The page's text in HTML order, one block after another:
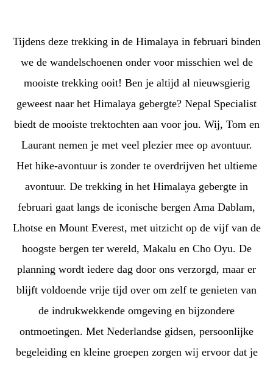
Tijdens deze trekking in de Himalaya in februari binden
we de wandelschoenen onder voor misschien wel de
mooiste trekking ooit! Ben je altijd al nieuwsgierig
geweest naar het Himalaya gebergte? Nepal Specialist
biedt de mooiste trektochten aan voor jou. Wij, Tom en
Laurant nemen je met veel plezier mee op avontuur.
Het hike-avontuur is zonder te overdrijven het ultieme
avontuur. De trekking in het Himalaya gebergte in
februari gaat langs de iconische bergen Ama Dablam,
Lhotse en Mount Everest, met uitzicht op de vijf van de
hoogste bergen ter wereld, Makalu en Cho Oyu. De
planning wordt iedere dag door ons verzorgd, maar er
blijft voldoende vrije tijd over om zelf te genieten van
de indrukwekkende omgeving en bijzondere
ontmoetingen. Met Nederlandse gidsen, persoonlijke
begeleiding en kleine groepen zorgen wij ervoor dat je